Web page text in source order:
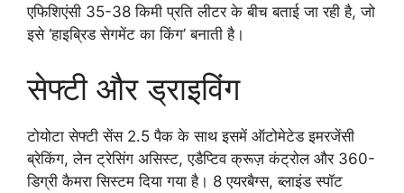
एफिशिएंसी 35-38 किमी प्रति लीटर के बीच बताई जा रही है, जो
इसे ‘हाइब्रिड सेगमेंट का किंग’ बनाती है।
सेफ्टी और ड्राइविंग
टोयोटा सेफ्टी सेंस 2.5 पैक के साथ इसमें ऑटोमेटेड इमरजेंसी
ब्रेकिंग, लेन ट्रेसिंग असिस्ट, एडैप्टिव क्रूज़ कंट्रोल और 360-
डिग्री कैमरा सिस्टम दिया गया है। 8 एयरबैग्स, ब्लाइंड स्पॉट